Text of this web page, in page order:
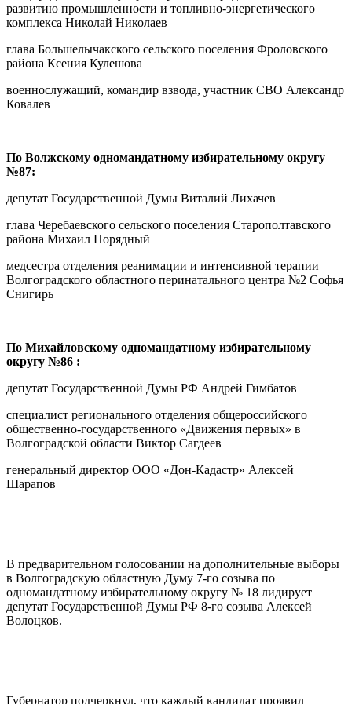
развитию промышленности и топливно-энергетического
комплекса Николай Николаев
глава Большелычакского сельского поселения Фроловского
района Ксения Кулешова
военнослужащий, командир взвода, участник СВО Александр
Ковалев
По Волжскому одномандатному избирательному округу
№87:
депутат Государственной Думы Виталий Лихачев
глава Черебаевского сельского поселения Старополтавского
района Михаил Порядный
медсестра отделения реанимации и интенсивной терапии
Волгоградского областного перинатального центра №2 Софья
Снигирь
По Михайловскому одномандатному избирательному
округу №86 :
депутат Государственной Думы РФ Андрей Гимбатов
специалист регионального отделения общероссийского
общественно-государственного «Движения первых» в
Волгоградской области Виктор Сагдеев
генеральный директор ООО «Дон-Кадастр» Алексей
Шарапов
В предварительном голосовании на дополнительные выборы
в Волгоградскую областную Думу 7-го созыва по
одномандатному избирательному округу № 18 лидирует
депутат Государственной Думы РФ 8-го созыва Алексей
Волоцков.
Губернатор подчеркнул, что каждый кандидат проявил